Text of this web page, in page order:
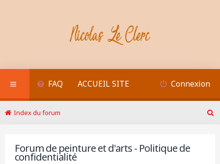
FAQ ACCUEIL SITE Connexion
Index du forum
Forum de peinture et d'arts - Politique de
confidentialité